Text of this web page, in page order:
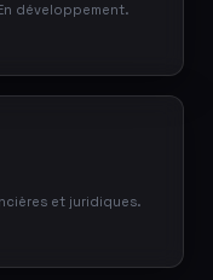
développement.
et juridiques.